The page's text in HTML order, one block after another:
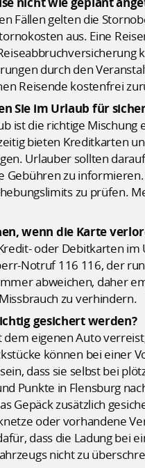
Fällen gelten die
aus. Eine
durch den
Reisende kostenfrei
Sie im Urlaub für
ist die richtige
bieten Kreditkarten
Urlauber sollten
Gebühren zu
zu prüfen.
wenn die Karte
oder Debitkarten im
Notruf 116 116, der
abweichen, daher
zu verhindern.
gesichert werden?
eigenen Auto
können bei einer
dass sie selbst bei
Punkte in Flensburg
Gepäck zusätzlich
oder vorhandene
dass die Ladung bei
nicht zu